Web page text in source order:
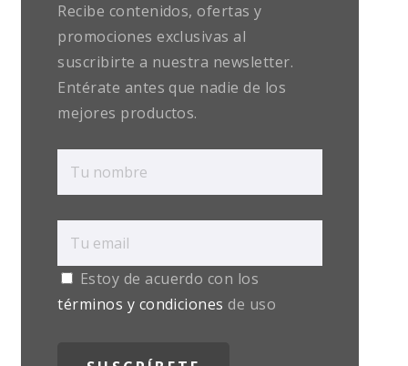
Recibe contenidos, ofertas y
promociones exclusivas al
suscribirte a nuestra newsletter.
Entérate antes que nadie de los
mejores productos.
Estoy de acuerdo con los
términos y condiciones de uso